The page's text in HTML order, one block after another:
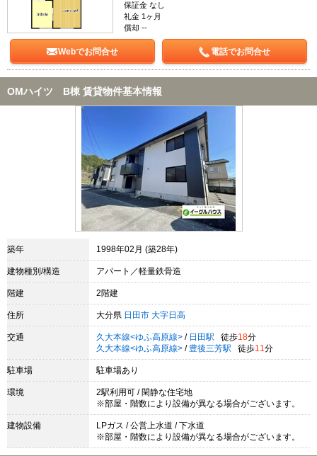
保証金 なし
礼金 1ヶ月
償却 --
Webでお問合せ 電話でお問合せ
OMハイツ B棟 賃貸物件基本情報
築年 1998年02月 (築28年)
建物種別/構造 アパート／軽量鉄骨造
階建 2階建
住所 大分県 日田市 大字日高
交通 久大本線<ゆふ高原線> / 日田駅 徒歩18分
久大本線<ゆふ高原線> / 豊後三芳駅 徒歩11 分
駐車場 駐車場あり
環境
2駅利用可 / 閑静な住宅地
※部屋・階数により設備が異なる場合がございます。
建物設備
LPガス / 公営上水道 / 下水道
※部屋・階数により設備が異なる場合がございます。